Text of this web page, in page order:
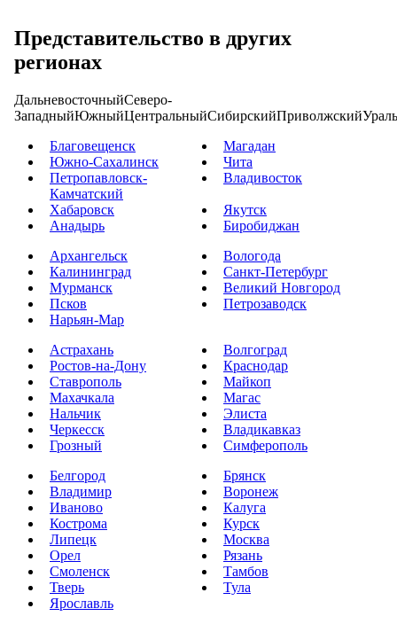
Представительство в других
регионах
ДальневосточныйСеверо-
ЗападныйЮжныйЦентральныйСибирскийПриволжский
Благовещенск
Магадан
Южно-Сахалинск
Чита
Петропавловск-
Камчатский
Владивосток
Хабаровск
Якутск
Анадырь
Биробиджан
Архангельск
Вологода
Калининград
Санкт-Петербург
Мурманск
Великий Новгород
Псков
Петрозаводск
Нарьян-Мар
Астрахань
Волгоград
Ростов-на-Дону
Краснодар
Ставрополь
Майкоп
Махачкала
Магас
Нальчик
Элиста
Черкесск
Владикавказ
Грозный
Симферополь
Белгород
Брянск
Владимир
Воронеж
Иваново
Калуга
Кострома
Курск
Липецк
Москва
Орел
Рязань
Смоленск
Тамбов
Тверь
Тула
Ярославль